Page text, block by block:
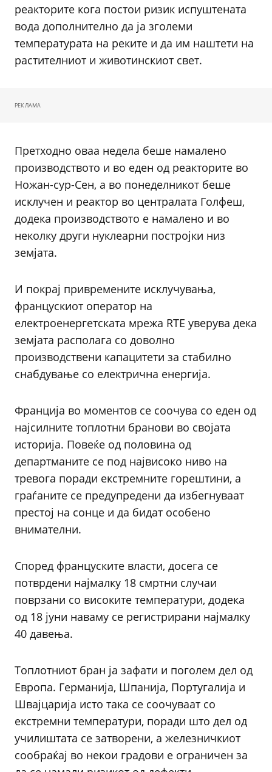
реакторите кога постои ризик испуштената
вода дополнително да ја зголеми
температурата на реките и да им наштети на
растителниот и животинскиот свет.
РЕКЛАМА
Претходно оваа недела беше намалено
производството и во еден од реакторите во
Ножан-сур-Сен, а во понеделникот беше
исклучен и реактор во централата Голфеш,
додека производството е намалено и во
неколку други нуклеарни постројки низ
земјата.
И покрај привремените исклучувања,
францускиот оператор на
електроенергетската мрежа RTE уверува дека
земјата располага со доволно
производствени капацитети за стабилно
снабдување со електрична енергија.
Франција во моментов се соочува со еден од
најсилните топлотни бранови во својата
историја. Повеќе од половина од
департманите се под највисоко ниво на
тревога поради екстремните горештини, а
граѓаните се предупредени да избегнуваат
престој на сонце и да бидат особено
внимателни.
Според француските власти, досега се
потврдени најмалку 18 смртни случаи
поврзани со високите температури, додека
од 18 јуни наваму се регистрирани најмалку
40 давења.
Топлотниот бран ја зафати и поголем дел од
Европа. Германија, Шпанија, Португалија и
Швајцарија исто така се соочуваат со
екстремни температури, поради што дел од
училиштата се затворени, а железничкиот
сообраќај во некои градови е ограничен за